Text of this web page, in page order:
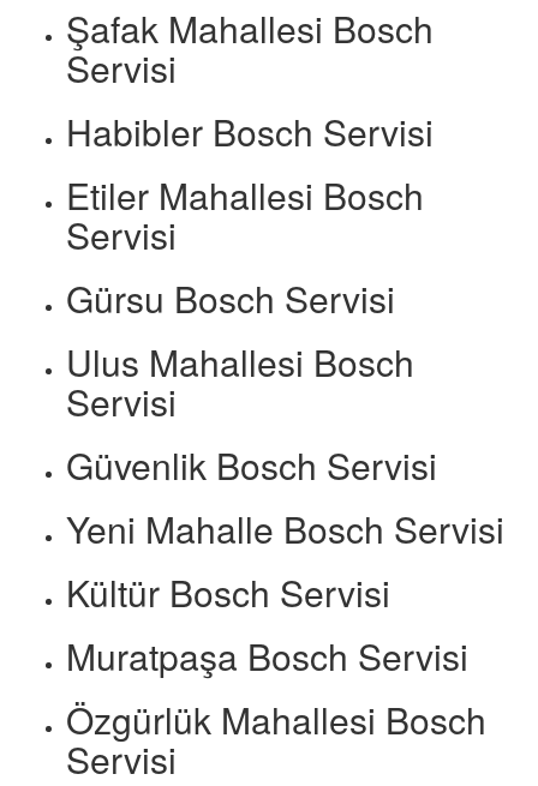
Şafak Mahallesi Bosch
Servisi
Habibler Bosch Servisi
Etiler Mahallesi Bosch
Servisi
Gürsu Bosch Servisi
Ulus Mahallesi Bosch
Servisi
Güvenlik Bosch Servisi
Yeni Mahalle Bosch Servisi
Kültür Bosch Servisi
Muratpaşa Bosch Servisi
Özgürlük Mahallesi Bosch
Servisi